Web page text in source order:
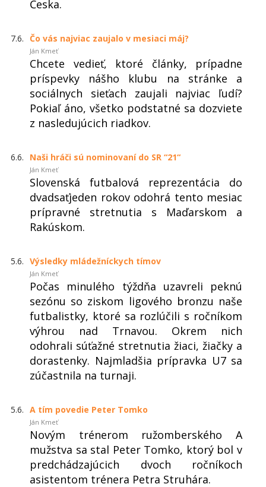
Česka.
7.6. Čo vás najviac zaujalo v mesiaci máj?
Ján Kmeť
Chcete vedieť, ktoré články, prípadne
príspevky nášho klubu na stránke a
sociálnych sieťach zaujali najviac ľudí?
Pokiaľ áno, všetko podstatné sa dozviete
z nasledujúcich riadkov.
6.6. Naši hráči sú nominovaní do SR “21“
Ján Kmeť
Slovenská futbalová reprezentácia do
dvadsaťjeden rokov odohrá tento mesiac
prípravné stretnutia s Maďarskom a
Rakúskom.
5.6. Výsledky mládežníckych tímov
Ján Kmeť
Počas minulého týždňa uzavreli peknú
sezónu so ziskom ligového bronzu naše
futbalistky, ktoré sa rozlúčili s ročníkom
výhrou nad Trnavou. Okrem nich
odohrali súťažné stretnutia žiaci, žiačky a
dorastenky. Najmladšia prípravka U7 sa
zúčastnila na turnaji.
5.6. A tím povedie Peter Tomko
Ján Kmeť
Novým trénerom ružomberského A
mužstva sa stal Peter Tomko, ktorý bol v
predchádzajúcich dvoch ročníkoch
asistentom trénera Petra Struhára.